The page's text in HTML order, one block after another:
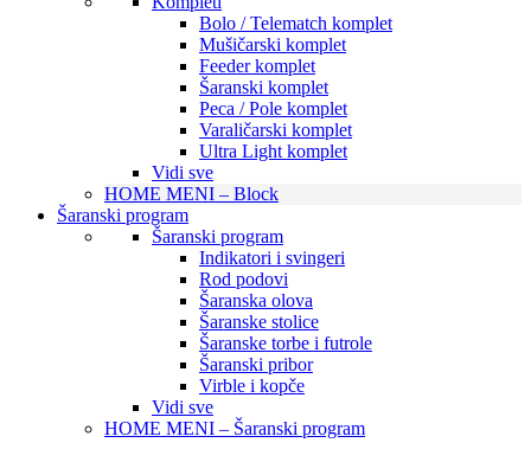
Bolo / Telematch komplet
Mušičarski komplet
Feeder komplet
Šaranski komplet
Peca / Pole komplet
Varaličarski komplet
Ultra Light komplet
Vidi sve
HOME MENI – Block
Šaranski program
Šaranski program
Indikatori i svingeri
Rod podovi
Šaranska olova
Šaranske stolice
Šaranske torbe i futrole
Šaranski pribor
Virble i kopče
Vidi sve
HOME MENI – Šaranski program